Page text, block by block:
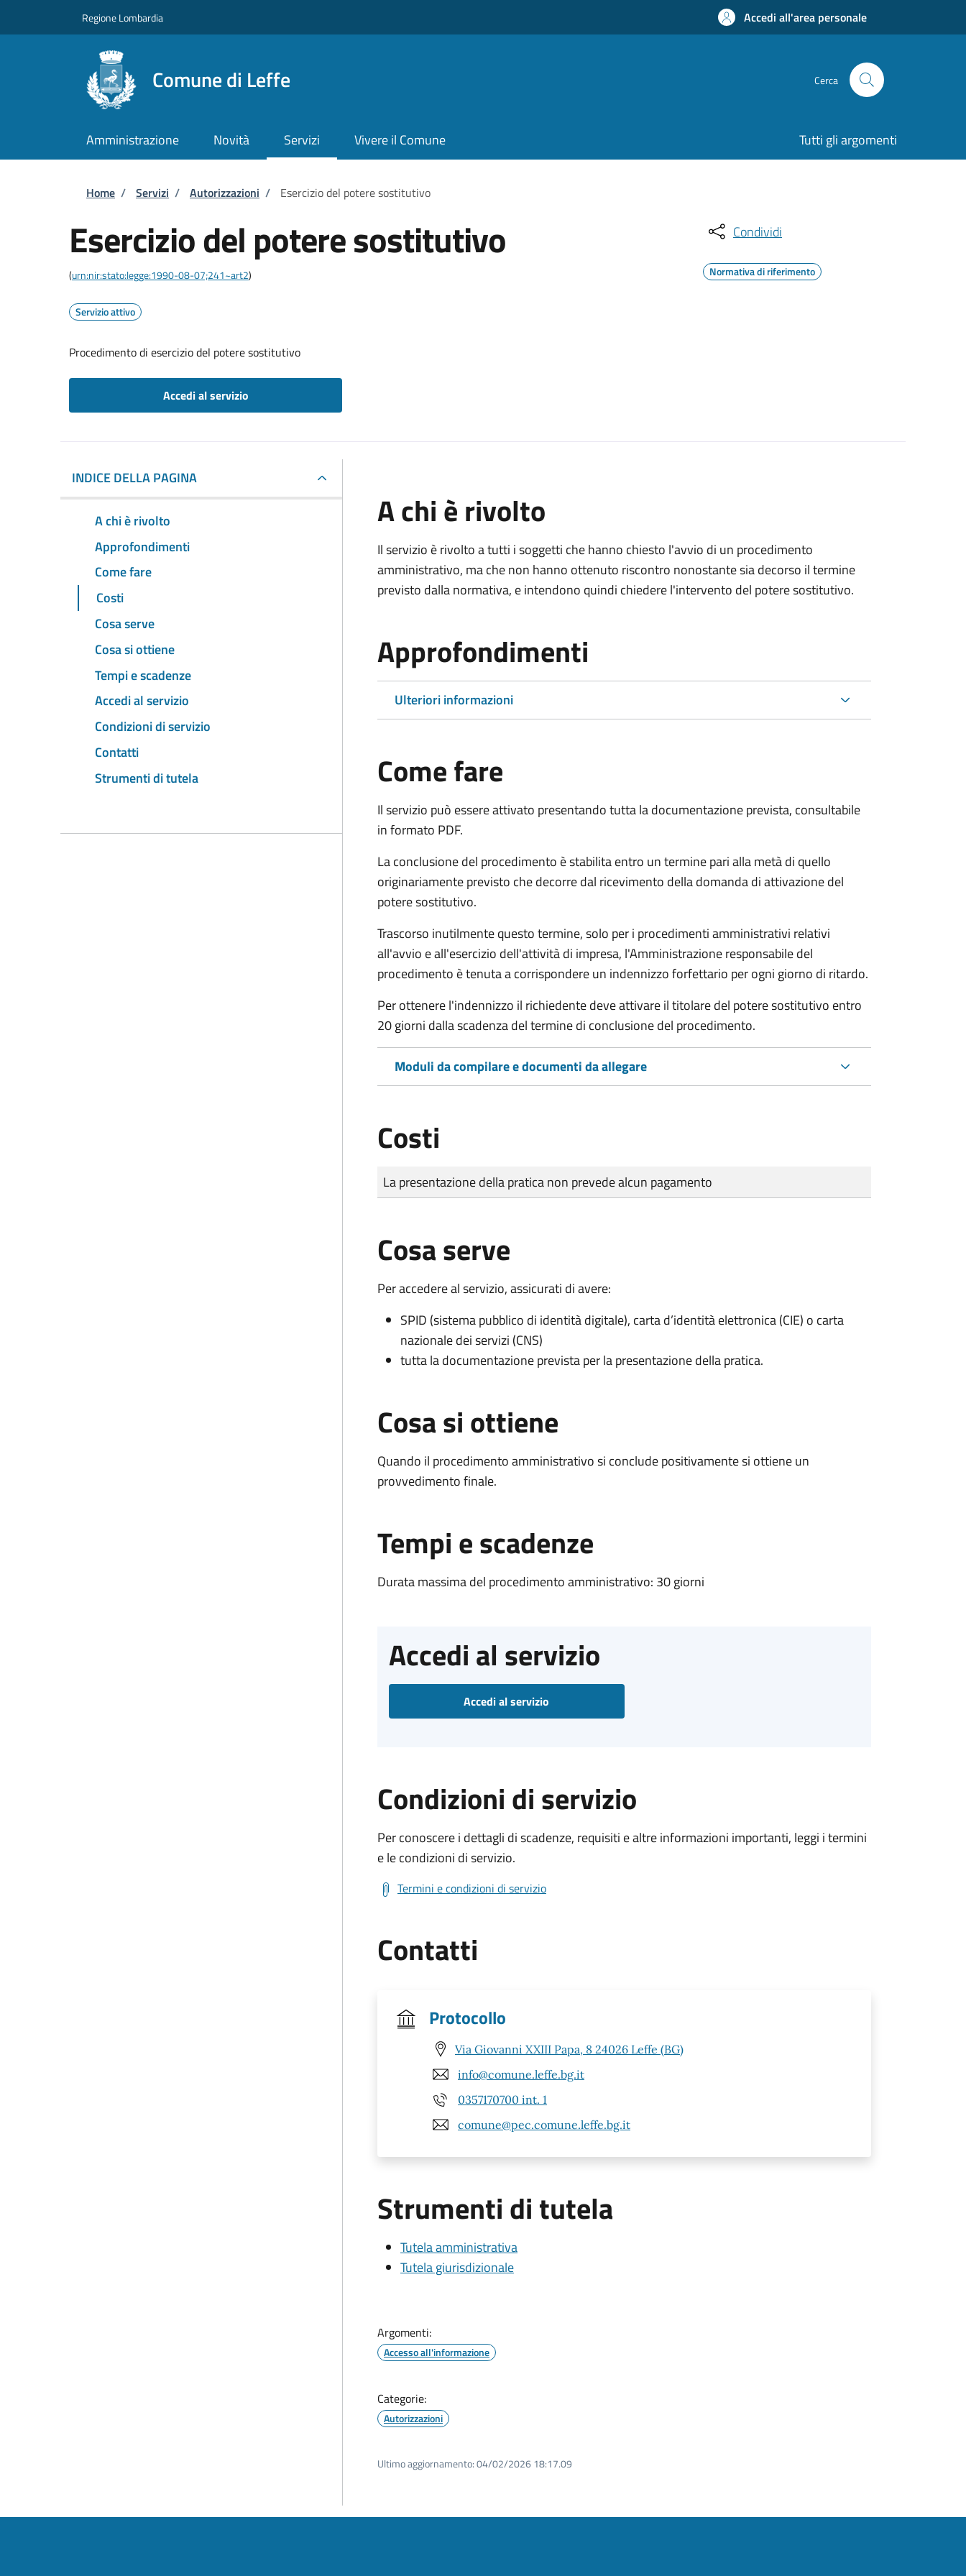
Regione Lombardia Accedi all'area personale
Comune di Leffe Cerca
Amministrazione Novità Servizi Vivere il Comune Tutti gli argomenti
Briciole di pane
Home / Servizi / Autorizzazioni / Esercizio del potere sostitutivo
Esercizio del potere sostitutivo
(urn:nir:stato:legge:1990-08-07;241~art2)
Servizio attivo
Procedimento di esercizio del potere sostitutivo
Accedi al servizio
Condividi
Normativa di riferimento
INDICE DELLA PAGINA
A chi è rivolto
Approfondimenti
Come fare
Costi
Cosa serve
Cosa si ottiene
Tempi e scadenze
Accedi al servizio
Condizioni di servizio
Contatti
Strumenti di tutela
A chi è rivolto
Il servizio è rivolto a tutti i soggetti che hanno chiesto l'avvio di un procedimento
amministrativo, ma che non hanno ottenuto riscontro nonostante sia decorso il termine
previsto dalla normativa, e intendono quindi chiedere l'intervento del potere sostitutivo.
Approfondimenti
Ulteriori informazioni
Come fare
Il servizio può essere attivato presentando tutta la documentazione prevista, consultabile
in formato PDF.
La conclusione del procedimento è stabilita entro un termine pari alla metà di quello
originariamente previsto che decorre dal ricevimento della domanda di attivazione del
potere sostitutivo.
Trascorso inutilmente questo termine,solo per i procedimenti amministrativi relativi
all'avvio e all'esercizio dell'attività di impresa, l'Amministrazione responsabile del
procedimento è tenuta a corrispondere un indennizzo forfettario per ogni giorno di ritardo.
Per ottenere l'indennizzo il richiedente deve attivare il titolare del potere sostitutivo entro
20 giorni dalla scadenza del termine di conclusione del procedimento.
Moduli da compilare e documenti da allegare
Costi
Tipo di pagamento
Importo
La presentazione della pratica non prevede alcun pagamento
Cosa serve
Per accedere al servizio, assicurati di avere:
SPID (sistema pubblico di identità digitale), carta d’identità elettronica (CIE) o carta
nazionale dei servizi (CNS)
tutta la documentazione prevista per la presentazione della pratica.
Cosa si ottiene
Quando il procedimento amministrativo si conclude positivamente si ottiene un
provvedimento finale.
Tempi e scadenze
Durata massima del procedimento amministrativo: 30 giorni
Accedi al servizio
Accedi al servizio
Condizioni di servizio
Per conoscere i dettagli di scadenze, requisiti e altre informazioni importanti, leggi i termini
e le condizioni di servizio.
Termini e condizioni di servizio
Contatti
Protocollo
Via Giovanni XXIII Papa, 8 24026 Leffe (BG)
info@comune.leffe.bg.it
0357170700 int. 1
comune@pec.comune.leffe.bg.it
Strumenti di tutela
Tutela amministrativa
Tutela giurisdizionale
Argomenti:
Accesso all'informazione
Categorie:
Autorizzazioni
Ultimo aggiornamento:04/02/2026 18:17.09